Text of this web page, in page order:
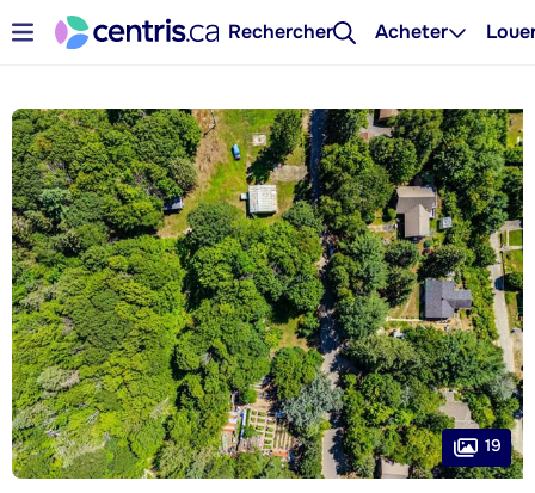
Rechercher Acheter
19